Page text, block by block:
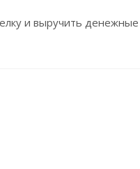
и выручить денежные